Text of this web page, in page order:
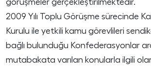
görüşmeler gerçekleştirilmektedir.
2009 Yılı Toplu Görüşme sürecinde
Kurulu ile yetkili kamu görevlileri
bağlı bulunduğu Konfederasyonlar
mutabakata varılan konularla ilgili